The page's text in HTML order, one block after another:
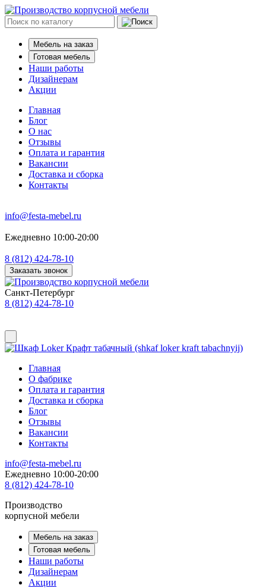
Мебель на заказ
Готовая мебель
Наши работы
Дизайнерам
Акции
Главная
Блог
О нас
Отзывы
Оплата и гарантия
Вакансии
Доставка и сборка
Контакты
info@festa-mebel.ru
Ежедневно 10:00-20:00
8 (812) 424-78-10
Заказать звонок
Санкт-Петербург
8 (812) 424-78-10
Главная
О фабрике
Оплата и гарантия
Доставка и сборка
Блог
Отзывы
Вакансии
Контакты
info@festa-mebel.ru
Ежедневно 10:00-20:00
8 (812) 424-78-10
Производство
корпусной мебели
Мебель на заказ
Готовая мебель
Наши работы
Дизайнерам
Акции